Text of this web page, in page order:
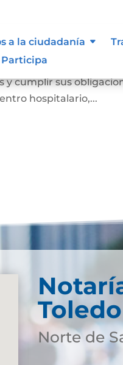
a la ciudadanía
Participaante la familia y
y cumplir sus
hospitalario,...
Toledo
Norte de